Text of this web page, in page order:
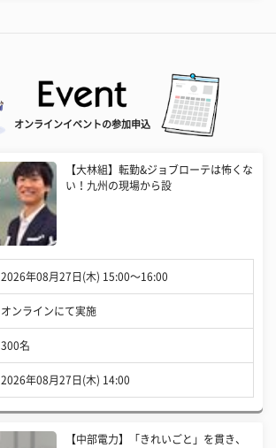
オンラインイベントの参加申込
【大林組】転勤&ジョブローテは怖くな
い！九州の現場から設
2026年08月27日(木) 15:00〜16:00
オンラインにて実施
300名
2026年08月27日(木) 14:00
【中部電力】「きれいごと」を貫き、